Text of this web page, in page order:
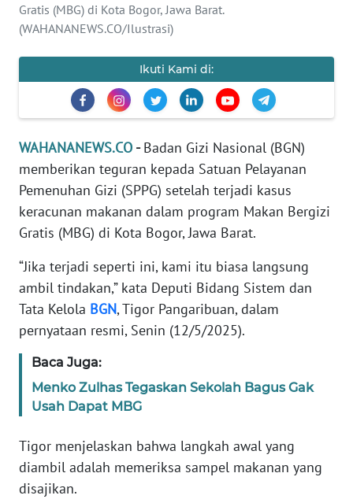
Gratis (MBG) di Kota Bogor, Jawa Barat.
(WAHANANEWS.CO/Ilustrasi)
Ikuti Kami di:
WAHANANEWS.CO -Badan Gizi Nasional (BGN)
memberikan teguran kepada Satuan Pelayanan
Pemenuhan Gizi (SPPG) setelah terjadi kasus
keracunan makanan dalam program Makan Bergizi
Gratis (MBG) di Kota Bogor, Jawa Barat.
“Jika terjadi seperti ini, kami itu biasa langsung
ambil tindakan,” kata Deputi Bidang Sistem dan
Tata Kelola BGN, Tigor Pangaribuan, dalam
pernyataan resmi, Senin (12/5/2025).
Baca Juga:
Menko Zulhas Tegaskan Sekolah Bagus Gak
Usah Dapat MBG
Tigor menjelaskan bahwa langkah awal yang
diambil adalah memeriksa sampel makanan yang
disajikan.
OLAHRAGA
OPINI
EDITORIAL
Informasi
BERITA
KONTAK
INFO
IKLAN
TENTANG
KAMI
PEDOMAN
SIBER
REDAKSI